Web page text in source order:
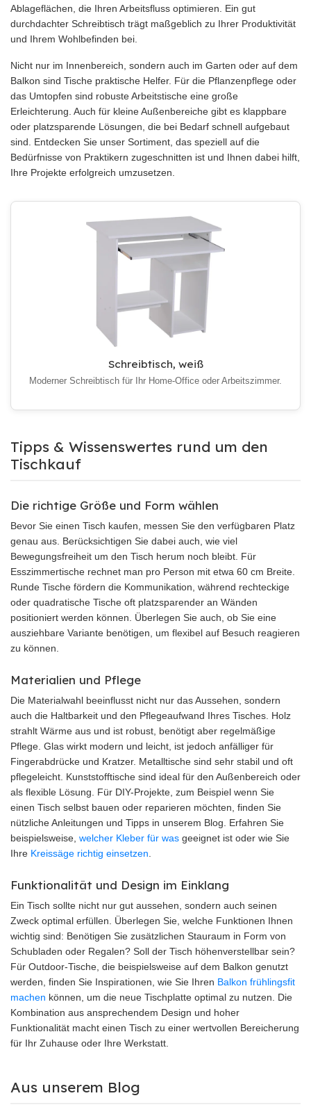
Ablageflächen, die Ihren Arbeitsfluss optimieren. Ein gut
durchdachter Schreibtisch trägt maßgeblich zu Ihrer Produktivität
und Ihrem Wohlbefinden bei.
Nicht nur im Innenbereich, sondern auch im Garten oder auf dem
Balkon sind Tische praktische Helfer. Für die Pflanzenpflege oder
das Umtopfen sind robuste Arbeitstische eine große
Erleichterung. Auch für kleine Außenbereiche gibt es klappbare
oder platzsparende Lösungen, die bei Bedarf schnell aufgebaut
sind. Entdecken Sie unser Sortiment, das speziell auf die
Bedürfnisse von Praktikern zugeschnitten ist und Ihnen dabei hilft,
Ihre Projekte erfolgreich umzusetzen.
Schreibtisch, weiß
Moderner Schreibtisch für Ihr Home-Office oder Arbeitszimmer.
Tipps & Wissenswertes rund um den
Tischkauf
Die richtige Größe und Form wählen
Bevor Sie einen Tisch kaufen, messen Sie den verfügbaren Platz
genau aus. Berücksichtigen Sie dabei auch, wie viel
Bewegungsfreiheit um den Tisch herum noch bleibt. Für
Esszimmertische rechnet man pro Person mit etwa 60 cm Breite.
Runde Tische fördern die Kommunikation, während rechteckige
oder quadratische Tische oft platzsparender an Wänden
positioniert werden können. Überlegen Sie auch, ob Sie eine
ausziehbare Variante benötigen, um flexibel auf Besuch reagieren
zu können.
Materialien und Pflege
Die Materialwahl beeinflusst nicht nur das Aussehen, sondern
auch die Haltbarkeit und den Pflegeaufwand Ihres Tisches. Holz
strahlt Wärme aus und ist robust, benötigt aber regelmäßige
Pflege. Glas wirkt modern und leicht, ist jedoch anfälliger für
Fingerabdrücke und Kratzer. Metalltische sind sehr stabil und oft
pflegeleicht. Kunststofftische sind ideal für den Außenbereich oder
als flexible Lösung. Für DIY-Projekte, zum Beispiel wenn Sie
einen Tisch selbst bauen oder reparieren möchten, finden Sie
nützliche Anleitungen und Tipps in unserem Blog. Erfahren Sie
beispielsweise, welcher Kleber für was geeignet ist oder wie Sie
Ihre Kreissäge richtig einsetzen
Funktionalität und Design im Einklang
Ein Tisch sollte nicht nur gut aussehen, sondern auch seinen
Zweck optimal erfüllen. Überlegen Sie, welche Funktionen Ihnen
wichtig sind: Benötigen Sie zusätzlichen Stauraum in Form von
Schubladen oder Regalen? Soll der Tisch höhenverstellbar sein?
Für Outdoor-Tische, die beispielsweise auf dem Balkon genutzt
werden, finden Sie Inspirationen, wie Sie Ihren Balkon frühlingsfit
machen können, um die neue Tischplatte optimal zu nutzen. Die
Kombination aus ansprechendem Design und hoher
Funktionalität macht einen Tisch zu einer wertvollen Bereicherung
für Ihr Zuhause oder Ihre Werkstatt.
Aus unserem Blog